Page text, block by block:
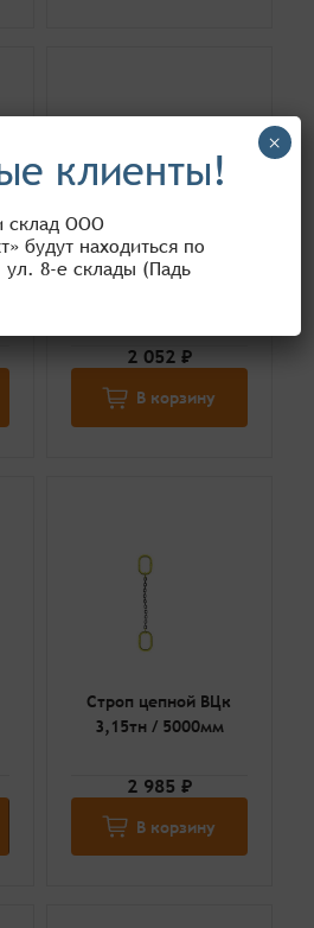
Строп цепной ВЦк
2 052 ₽
В корзину
Строп цепной ВЦк
3,15тн / 5000мм
2 985 ₽
В корзину
клиенты!
склад ООО
будут находиться по
ул. 8-е склады (Падь
×